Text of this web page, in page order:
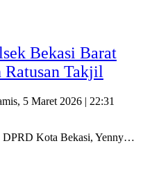
Bekasi Barat
Ratusan Takjil
5 Maret 2026 | 22:31
DPRD Kota Bekasi, Yenny…